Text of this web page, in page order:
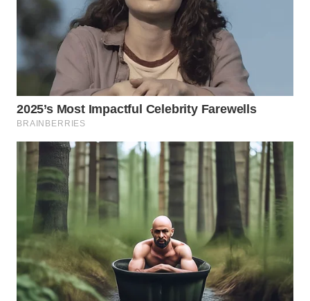
TINGGI
WN
PAKPAK
WN
KARAWANG
WN
BEKASI
WN
BOGOR
WN
DEPOK